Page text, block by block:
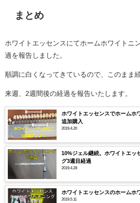
まとめ
ホワイトエッセンスにてホームホワイトニ
過を報告しました。
順調に白くなってきているので、このまま
来週、2週間後の経過を報告いたします。
ホワイトエッセンスでホームホ
追加購入
2019.4.20
10%ジェル継続。ホワイトエッ
グ3週目経過
2019.4.28
ホワイトエッセンスのホームホ
2019.5.11